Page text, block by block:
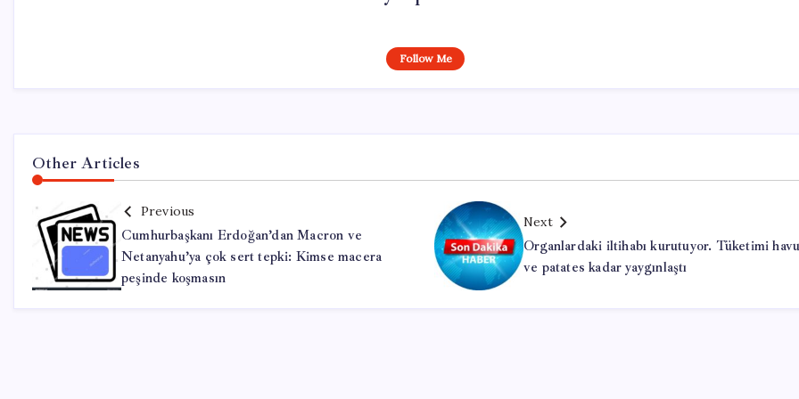
Follow Me
Other Articles
Previous
Cumhurbaşkanı Erdoğan’dan Macron ve
Netanyahu’ya çok sert tepki: Kimse macera
peşinde koşmasın
Next
Organlardaki iltihabı kurutuyor. Tüketimi
ve patates kadar yaygınlaştı